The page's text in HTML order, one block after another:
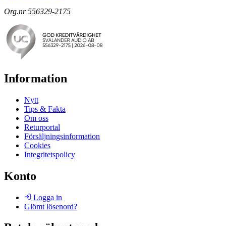
Org.nr 556329-2175
Information
Nytt
Tips & Fakta
Om oss
Returportal
Försäljningsinformation
Cookies
Integritetspolicy
Konto
Logga in
Glömt lösenord?